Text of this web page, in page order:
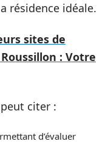
résidence idéale.
sites de
: Votre
citer :
d’évaluer